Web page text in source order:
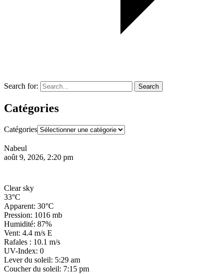
Search for: Search
Catégories
Catégories
Nabeul
août 9, 2026, 2:20 pm
Clear sky
33°C
Apparent: 30°C
Pression: 1016 mb
Humidité: 87%
Vent: 4.4 m/s E
Rafales : 10.1 m/s
UV-Index: 0
Lever du soleil: 5:29 am
Coucher du soleil: 7:15 pm